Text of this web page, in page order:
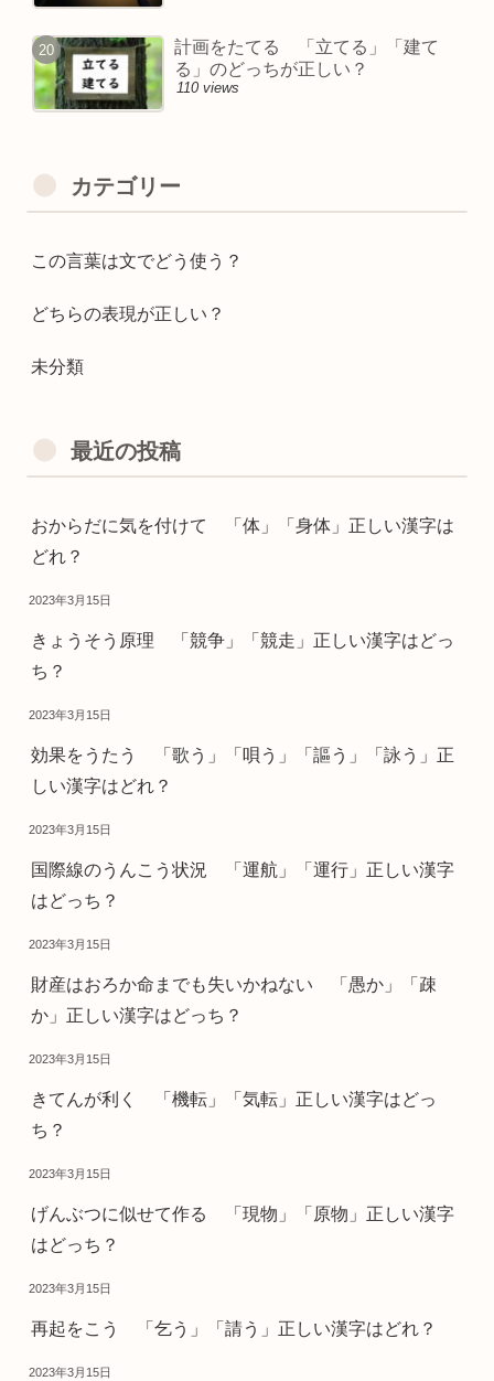
計画をたてる 「立てる」「建て
る」のどっちが正しい？
110 views
カテゴリー
この言葉は文でどう使う？
どちらの表現が正しい？
未分類
最近の投稿
おからだに気を付けて 「体」「身体」正しい漢字は
どれ？
2023年3月15日
きょうそう原理 「競争」「競走」正しい漢字はどっ
ち？
2023年3月15日
効果をうたう 「歌う」「唄う」「謳う」「詠う」正
しい漢字はどれ？
2023年3月15日
国際線のうんこう状況 「運航」「運行」正しい漢字
はどっち？
2023年3月15日
財産はおろか命までも失いかねない 「愚か」「疎
か」正しい漢字はどっち？
2023年3月15日
きてんが利く 「機転」「気転」正しい漢字はどっ
ち？
2023年3月15日
げんぶつに似せて作る 「現物」「原物」正しい漢字
はどっち？
2023年3月15日
再起をこう 「乞う」「請う」正しい漢字はどれ？
2023年3月15日